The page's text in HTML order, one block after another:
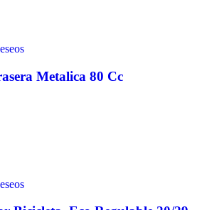
Metalica 80 Cc